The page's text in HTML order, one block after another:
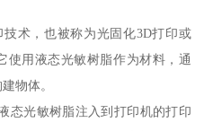
术，也被称为光固化3D打印或
使用液态光敏树脂作为材料，通
物体。
态光敏树脂注入到打印机的打印